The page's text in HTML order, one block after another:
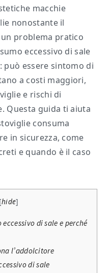
macchie
nonostante il
problema pratico
eccessivo di sale
può essere sintomo di
a costi maggiori,
e rischi di
Questa guida ti aiuta
consuma
in sicurezza, come
e quando è il caso
[hide]
di sale e perché
l’addolcitore
di sale